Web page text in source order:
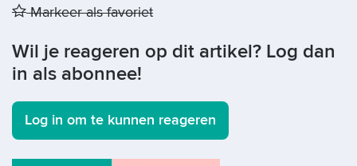
Markeer als favoriet
Wil je reageren op dit artikel? Log dan
in als abonnee!
Log in om te kunnen reageren